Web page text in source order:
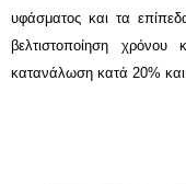
υφάσματος και τα
βελτιστοποίηση χρόνου
κατανάλωση κατά 20%